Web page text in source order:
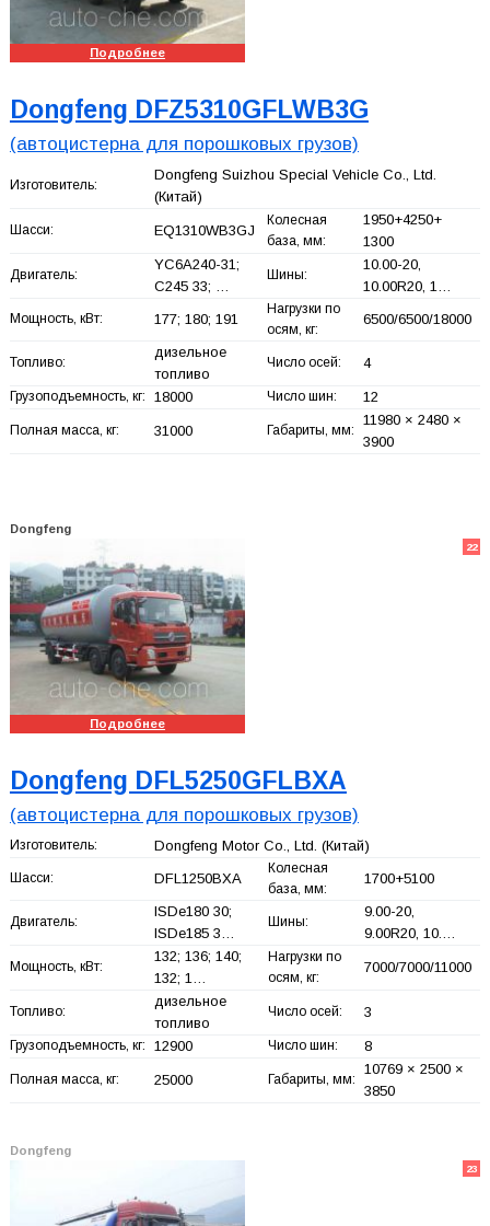
Подробнее
Dongfeng DFZ5310GFLWB3G
(автоцистерна для порошковых грузов)
Изготовитель:
Dongfeng Suizhou Special Vehicle Co., Ltd.
(Китай)
Шасси: EQ1310WB3GJ
Колесная
база, мм:
1950+4250+
1300
Двигатель:
YC6A240-31;
C245 33; …
Шины:
10.00-20,
10.00R20, 1…
Мощность, кВт: 177; 180; 191
Нагрузки по
осям, кг:
6500/6500/18000
Топливо:
дизельное
топливо
Число осей: 4
Грузоподъемность, кг: 18000 Число шин: 12
Полная масса, кг: 31000 Габариты, мм:
11980 × 2480 ×
3900
Dongfeng
22
Подробнее
Dongfeng DFL5250GFLBXA
(автоцистерна для порошковых грузов)
Изготовитель: Dongfeng Motor Co., Ltd. (Китай)
Шасси: DFL1250BXA
Колесная
база, мм:
1700+5100
Двигатель:
ISDe180 30;
ISDe185 3…
Шины:
9.00-20,
9.00R20, 10.…
Мощность, кВт:
132; 136; 140;
132; 1…
Нагрузки по
осям, кг:
7000/7000/11000
Топливо:
дизельное
топливо
Число осей: 3
Грузоподъемность, кг: 12900 Число шин: 8
Полная масса, кг: 25000 Габариты, мм:
10769 × 2500 ×
3850
Dongfeng
23